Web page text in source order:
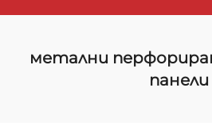
метални
панели